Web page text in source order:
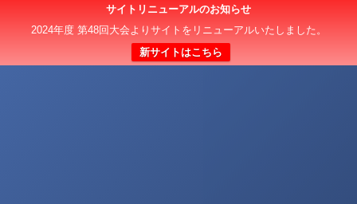
サイトリニューアルのお知らせ
2024年度 第48回大会よりサイトをリニューアルいたしました。
新サイトはこちら